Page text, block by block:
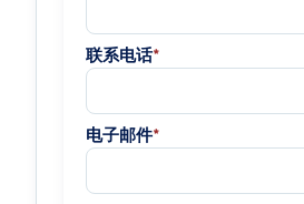
联系电话*
电子邮件*